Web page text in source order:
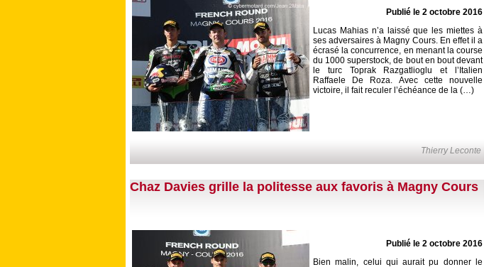
Publié le 2 octobre 2016
Lucas Mahias n’a laissé que les miettes à
ses adversaires à Magny Cours. En effet il a
écrasé la concurrence, en menant la course
du 1000 superstock, de bout en bout devant
le turc Toprak Razgatlioglu et l’Italien
Raffaele De Roza. Avec cette nouvelle
victoire, il fait reculer l’échéance de la (…)
Thierry Leconte
Chaz Davies grille la politesse aux favoris à Magny Cours
Publié le 2 octobre 2016
Bien malin, celui qui aurait pu donner le